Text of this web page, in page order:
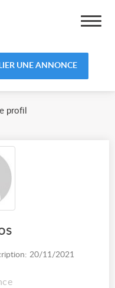
UNE ANNONCE
profil
20/11/2021